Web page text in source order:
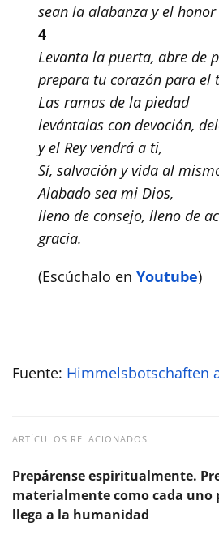
sean la alabanza y el honor
4
Levanta la puerta, abre de
prepara tu corazón para el
Las ramas de la piedad
levántalas con devoción,
y el Rey vendrá a ti,
Sí, salvación y vida al
Alabado sea mi Dios,
lleno de consejo, lleno de
gracia.
(Escúchalo enYoutube)
Fuente: Himmelsbotschaften
ARTÍCULOS RELACIONADOS
Prepárense espiritualmente.
materialmente como cada uno
llega a la humanidad